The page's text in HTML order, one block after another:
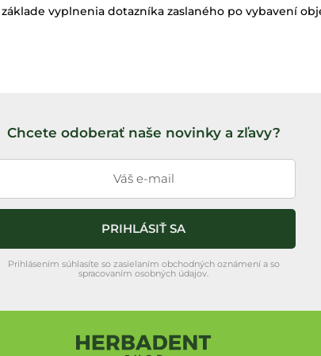
vyplnenia dotazníka zaslaného po vybavení
Chcete odoberať naše novinky a zľavy?
PRIHLÁSIŤ SA
Prihlásením súhlasíte so zasielaním obchodných oznámení a so
spracovaním osobných údajov.